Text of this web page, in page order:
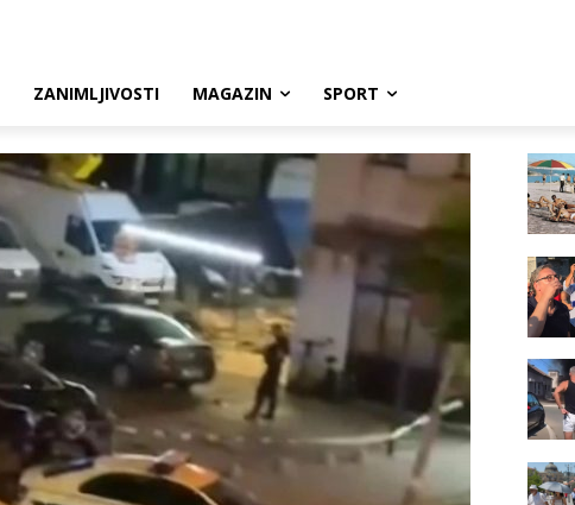
ZANIMLJIVOSTI MAGAZIN SPORT